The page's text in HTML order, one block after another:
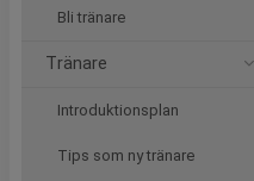
Bli tränare
Tränare
Introduktionsplan
Tips som ny tränare